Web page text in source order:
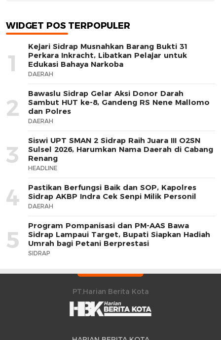
WIDGET POS TERPOPULER
1
Kejari Sidrap Musnahkan Barang Bukti 31
Perkara Inkracht, Libatkan Pelajar untuk
Edukasi Bahaya Narkoba
DAERAH
2
Bawaslu Sidrap Gelar Aksi Donor Darah
Sambut HUT ke-8, Gandeng RS Nene Mallomo
dan Polres
DAERAH
3
Siswi UPT SMAN 2 Sidrap Raih Juara III O2SN
Sulsel 2026, Harumkan Nama Daerah di Cabang
Renang
HEADLINE
4
Pastikan Berfungsi Baik dan SOP, Kapolres
Sidrap AKBP Indra Cek Senpi Milik Personil
DAERAH
5
Program Pompanisasi dan PM-AAS Bawa
Sidrap Lampaui Target, Bupati Siapkan Hadiah
Umrah bagi Petani Berprestasi
SIDRAP
PT.Harian Berita Kota